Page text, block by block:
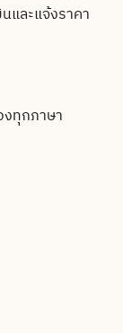
และแจ้งราคา
งทุกภาษา